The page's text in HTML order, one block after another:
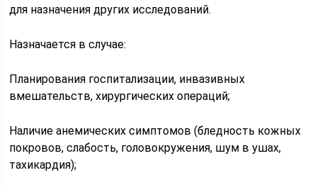
для назначения других исследований.
Назначается в случае:
Планирования госпитализации, инвазивных
вмешательств, хирургических операций;
Наличие анемических симптомов (бледность кожных
покровов, слабость, головокружения, шум в ушах,
тахикардия);